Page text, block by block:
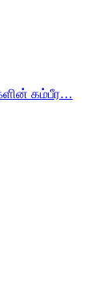
கம்பீர…